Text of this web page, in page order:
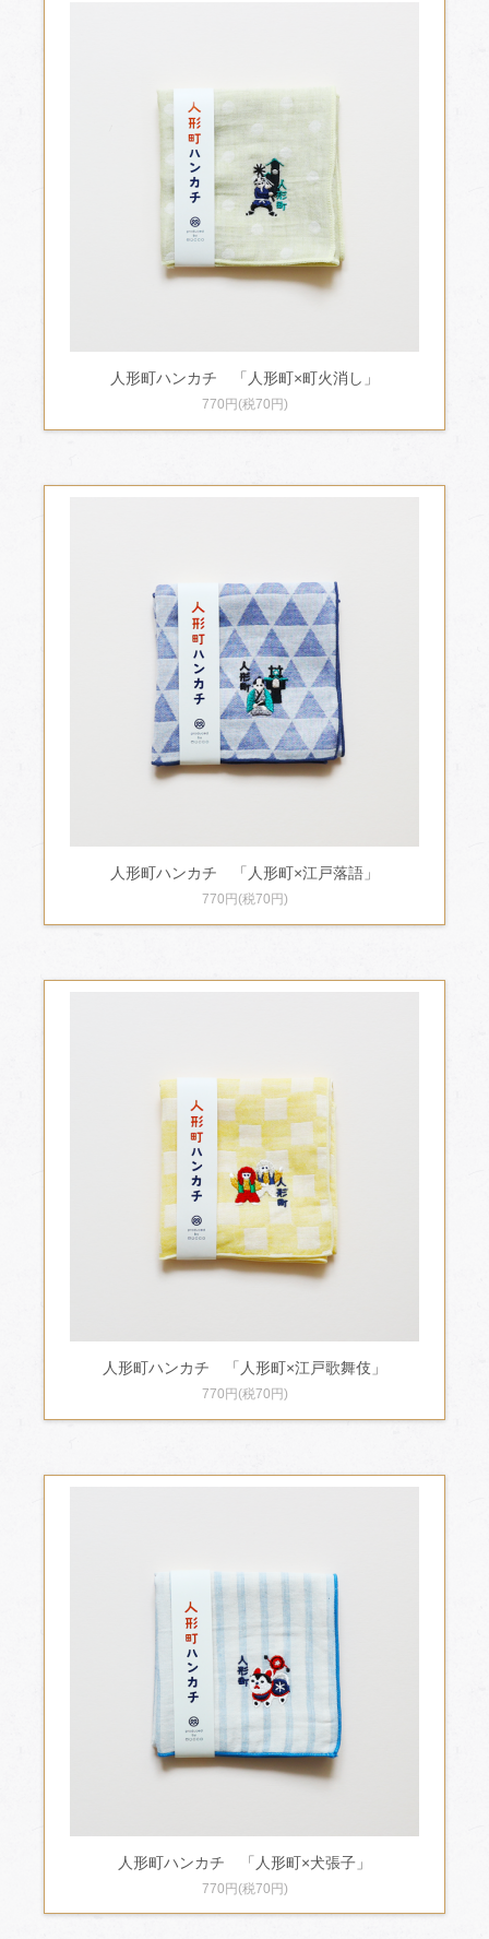
人形町ハンカチ 「人形町×町火消し」
770円(税70円)
人形町ハンカチ 「人形町×江戸落語」
770円(税70円)
人形町ハンカチ 「人形町×江戸歌舞伎」
770円(税70円)
人形町ハンカチ 「人形町×犬張子」
770円(税70円)